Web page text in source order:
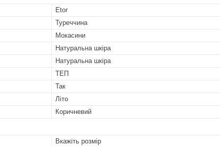
Etor
Туреччина
Мокасини
Натуральна шкіра
Натуральна шкіра
ТЕП
Так
Літо
Коричневий
Вкажіть розмір